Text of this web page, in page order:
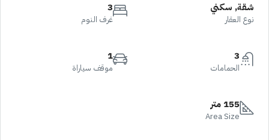
شقة, سكني
نوع العقار
3
غرف النوم
3
الحمامات
1
موقف سياراة
155 متر
Area Size